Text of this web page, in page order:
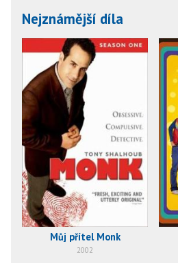
Nejznámější díla
Můj přítel Monk
2002